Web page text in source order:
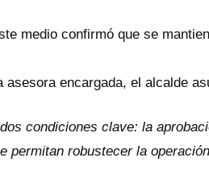
medio confirmó que se
encargada, el alcalde
condiciones clave: la
permitan robustecer la